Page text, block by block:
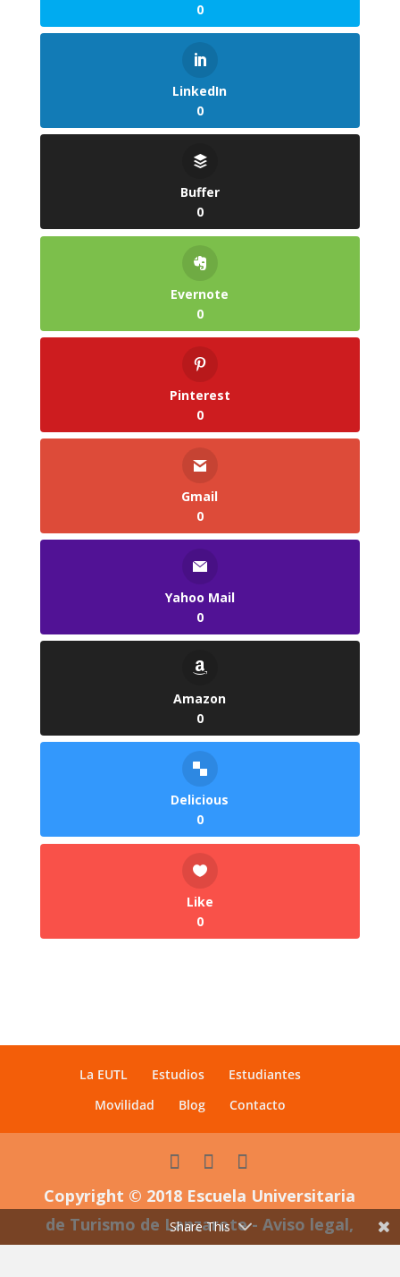
0
LinkedIn
0
Buffer
0
Evernote
0
Pinterest
0
Gmail
0
Yahoo Mail
0
Amazon
0
Delicious
0
Like
0
La EUTL Estudios
Estudiantes
Movilidad
Blog Contacto
Copyright © 2018 Escuela Universitaria
de Turismo de Lanzarote - Aviso legal,
Share This